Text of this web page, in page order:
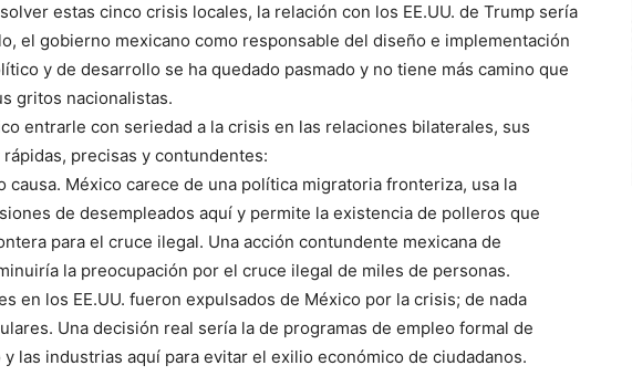
estas cinco crisis locales, la relación con los EE.UU. de Trump sería
el gobierno mexicano como responsable del diseño e implementación
y de desarrollo se ha quedado pasmado y no tiene más camino que
gritos nacionalistas.
entrarle con seriedad a la crisis en las relaciones bilaterales, sus
precisas y contundentes:
causa. México carece de una política migratoria fronteriza, usa la
de desempleados aquí y permite la existencia de polleros que
para el cruce ilegal. Una acción contundente mexicana de
la preocupación por el cruce ilegal de miles de personas.
en los EE.UU. fueron expulsados de México por la crisis; de nada
Una decisión real sería la de programas de empleo formal de
las industrias aquí para evitar el exilio económico de ciudadanos.